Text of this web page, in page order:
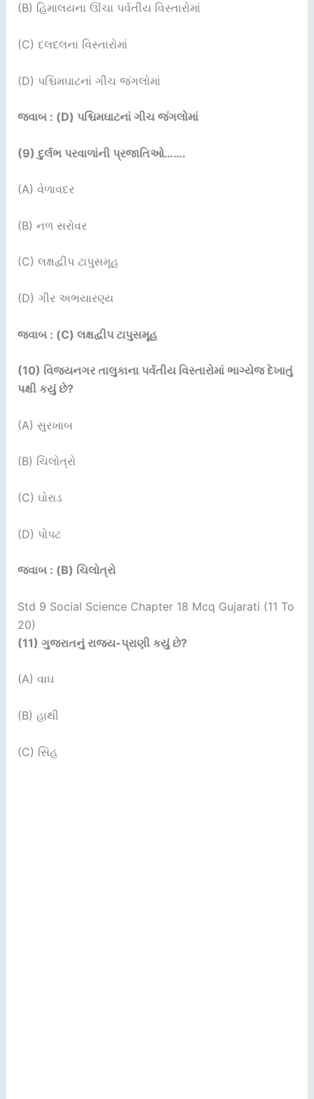
(B) હિમાલયના ઊંચા પર્વતીય વિસ્તારોમાં
(C) દલદલના વિસ્તારોમાં
(D) પશ્ચિમઘાટનાં ગીચ જંગલોમાં
જવાબ : (D) પશ્ચિમઘાટનાં ગીચ જંગલોમાં
(9) દુર્લભ પરવાળાંની પ્રજાતિઓ…….
(A) વેળાવદર
(B) નળ સરોવર
(C) લક્ષદ્વીપ ટાપુસમૂહ
(D) ગીર અભયારણ્ય
જવાબ : (C) લક્ષદ્વીપ ટાપુસમૂહ
(10) વિજયનગર તાલુકાના પર્વતીય વિસ્તારોમાં ભાગ્યેજ દેખાતું
પક્ષી કયું છે?
(A) સુરખાબ
(B) ચિલોત્રો
(C) ઘોરાડ
(D) પોપટ
જવાબ : (B) ચિલોત્રો
Std 9 Social Science Chapter 18 Mcq Gujarati (11 To
20)
(11) ગુજરાતનું રાજ્ય-પ્રાણી કયું છે?
(A) વાઘ
(B) હાથી
(C) સિંહ